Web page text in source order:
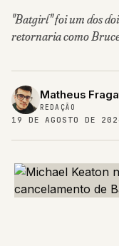
"Batgirl" foi um dos
retornaria como
Matheus
REDAÇÃO
19 DE AGOSTO DE